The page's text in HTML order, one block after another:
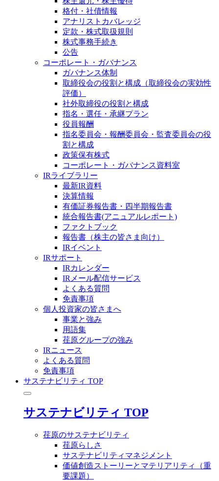
格付・社債情報
アナリストカバレッジ
定款・株式取扱規則
株式事務手続き
公告
コーポレート・ガバナンス
ガバナンス体制
取締役会の役割と構成（取締役会の実効性
評価）
社外取締役の役割と構成
指名・選任・承継プラン
役員報酬
指名委員会・報酬委員会・監査委員会の役
割と構成
政策保有株式
コーポレート・ガバナンス資料室
IRライブラリー
最新IR資料
決算情報
有価証券報告書・四半期報告書
統合報告書(アニュアルレポート)
ファクトブック
報告書（株主の皆さま向け）
IRイベント
IRサポート
IRカレンダー
IRメール配信サービス
よくある質問
免責事項
個人投資家の皆さまへ
事業と強み
用語集
荏原グループの強み
IRニュース
よくある質問
免責事項
サステナビリティ TOP
サステナビリティ TOP
荏原のサステナビリティ
荏原らしさ
サステナビリティマネジメント
価値創造ストーリーとマテリアリティ（重
要課題）